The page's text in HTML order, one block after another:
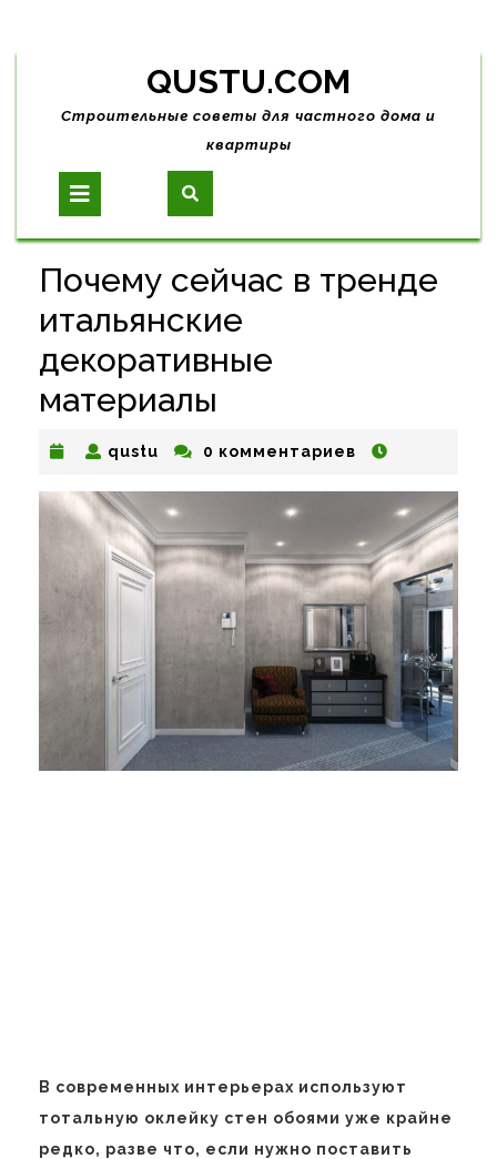
Skip
content
QUSTU.COM
Строительные советы для частного дома и
квартиры
Open
Button
Почему сейчас в тренде
итальянские
декоративные
материалы
qustu qustu0 комментариев
В современных интерьерах используют
тотальную оклейку стен обоями уже крайне
редко, разве что, если нужно поставить